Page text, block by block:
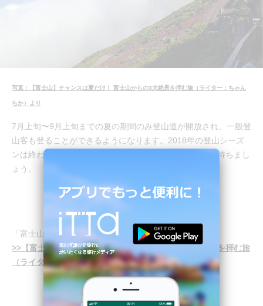
写真：【富士山】チャンスは夏だけ！ 富士山からの3大絶景を拝む旅（ライター：ちゃん
ちか）より
7月上旬〜9月上旬までの夏の期間のみ登山道が開放され、一般登
山客も登ることができるようになります。2018年の登山シーズ
ンは終わってしまったので、また来年の登山シーズンを待ちまし
ょう。
「富士山本七合目 鳥居荘」の旅のしおり
>>【富士山】チャンスは夏だけ！ 富士山からの3大絶景を拝む旅
（ライター：ちゃんちか）